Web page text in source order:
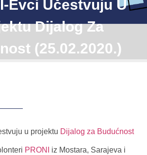
Evci Učestvuju U
Dijalog Za
(25.02.2020.)
u projektu Dijalog za Budućnost
PRONI
iz Mostara, Sarajeva i